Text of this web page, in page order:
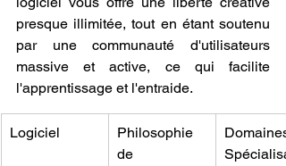
presque illimitée, tout en étant soutenu
par une communauté d'utilisateurs
massive et active, ce qui facilite
l'apprentissage et l'entraide.
Logiciel
Philosophie
de